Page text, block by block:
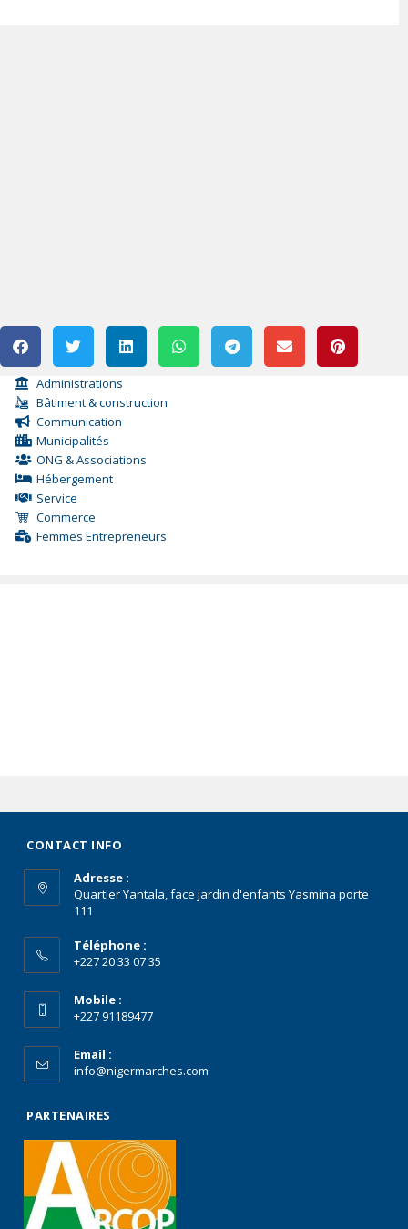
Administrations
Bâtiment & construction
Communication
Municipalités
ONG & Associations
Hébergement
Service
Commerce
Femmes Entrepreneurs
CONTACT INFO
Adresse :
Quartier Yantala, face jardin d'enfants Yasmina porte
111
Téléphone :
+227 20 33 07 35
Mobile :
+227 91189477
Email :
info@nigermarches.com
PARTENAIRES